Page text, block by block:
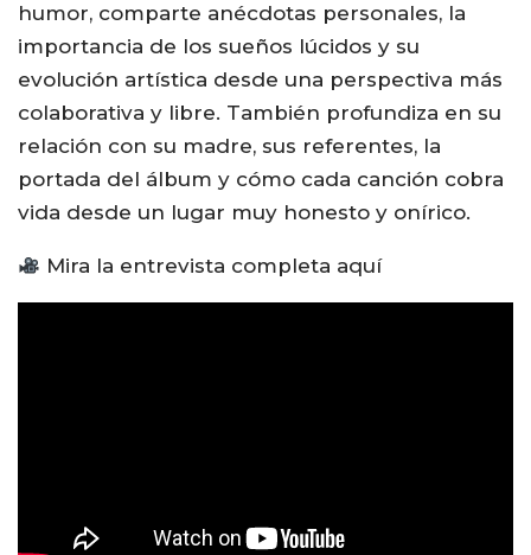
humor, comparte anécdotas personales, la
importancia de los sueños lúcidos y su
evolución artística desde una perspectiva más
colaborativa y libre. También profundiza en su
relación con su madre, sus referentes, la
portada del álbum y cómo cada canción cobra
vida desde un lugar muy honesto y onírico.
Mira la entrevista completa aquí